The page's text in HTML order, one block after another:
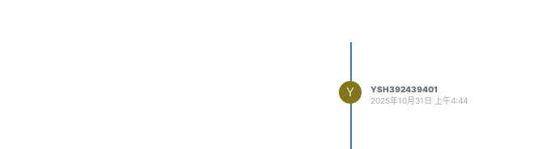
Y
YSH392439401
2025年10月31日 上午4:44